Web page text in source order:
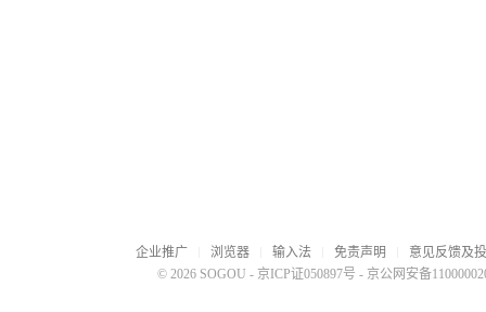
企业推广 浏览器 输入法 免责声明
意见反馈及
© 2026 SOGOU - 京ICP证050897号 - 京公网安备